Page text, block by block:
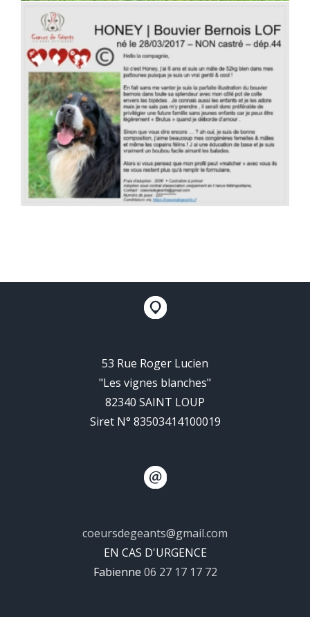
53 Rue Roger Lucien
"Les vignes blanches"
82340 SAINT LOUP
Siret N° 83503414100019
coeursdegeants@gmail.com
EN CAS D'URGENCE
Fabienne 06 27 17 17 72